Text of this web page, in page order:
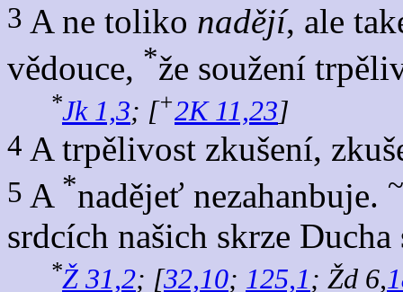
3 A ne toliko nadějí, ale
vědouce, *že soužení
*Jk 1,3; [+2K 11,23]
4 A trpělivost zkušení,
5 A *nadějeť nezahanbuje. ~
srdcích našich skrze
*Ž 31,2; [32,10; 125,1; Žd 6,